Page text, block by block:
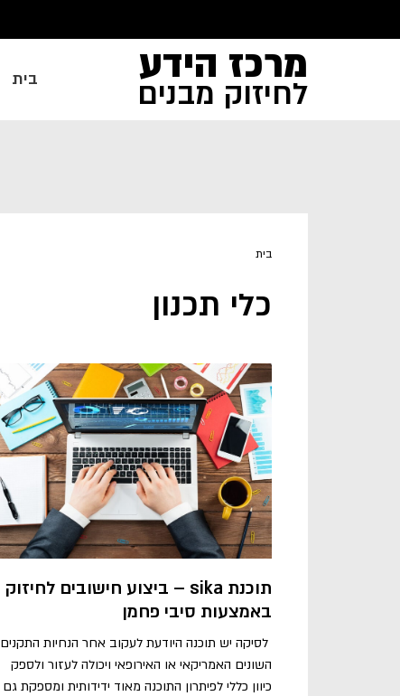
מרכז הידע
לחיזוק מבנים בית
בית
כלי תכנון
תוכנת sika – ביצוע חישובים לחיזוק
באמצעות סיבי פחמן
לסיקה יש תוכנה היודעת לעקוב אחר הנחיות התקנים
השונים האמריקאי או האירופאי ויכולה לעזור ולספק
כיוון כללי לפיתרון התוכנה מאוד ידידותית ומספקת גם